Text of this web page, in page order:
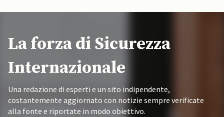
La forza di Sicurezza
Internazionale
Una redazione di esperti e un sito indipendente,
costantemente aggiornato con notizie sempre verificate
alla fonte e riportate in modo obiettivo.